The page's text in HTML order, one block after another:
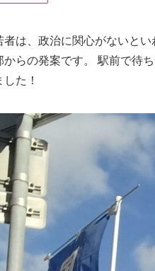
者は、政治に関心がないと
からの発案です。 駅前で待
した！